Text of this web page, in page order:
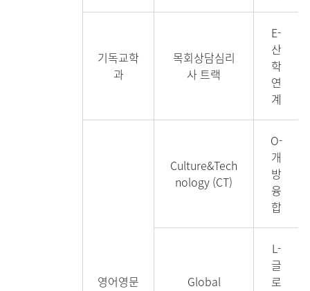
기독교학
과
목회상담심리
사 트랙
E-
산
학
연
계
영어영문
Culture&Tech
nology (CT)
O-
개
방
융
합
Global
L-
글
로